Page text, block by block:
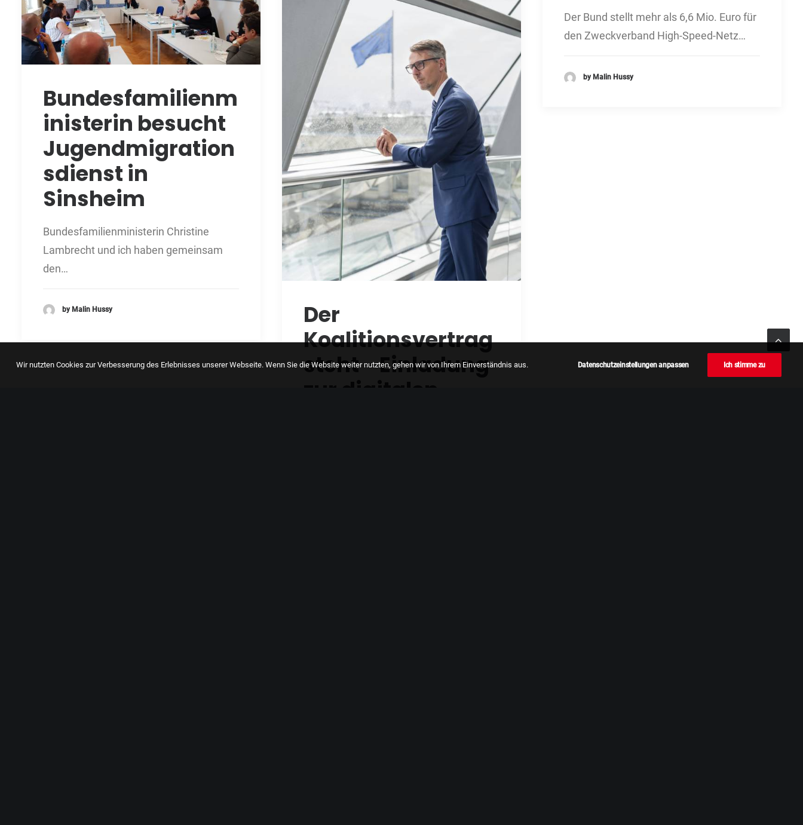
Der Bund stellt mehr als 6,6 Mio. Euro für
den Zweckverband High-Speed-Netz…
by Malin Hussy
Der
Koalitionsvertrag
steht - Einladung
Bundesfamilienm
inisterin besucht
Jugendmigration
sdienst in
Sinsheim
Bundesfamilienministerin Christine
Lambrecht und ich haben gemeinsam
den…
by Malin Hussy
Wir nutzten Cookies zur Verbesserung des Erlebnisses unserer Webseite. Wenn Sie die Website weiter nutzten, gehen wir von Ihrem Einverständnis aus. Datenschutzeinstellungen anpassen Ich stimme zu